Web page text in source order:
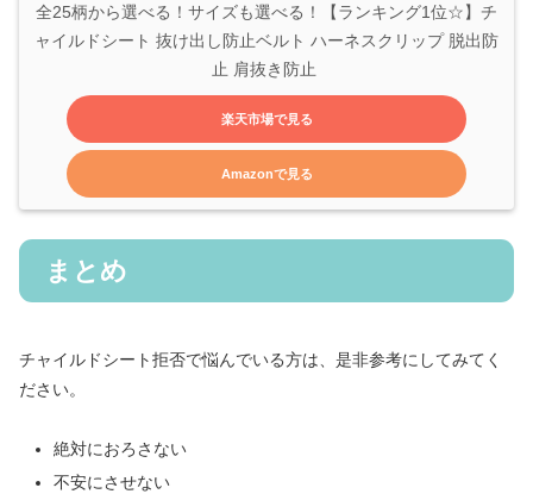
全25柄から選べる！サイズも選べる！【ランキング1位☆】チ
ャイルドシート 抜け出し防止ベルト ハーネスクリップ 脱出防
止 肩抜き防止
楽天市場で見る
Amazonで見る
まとめ
チャイルドシート拒否で悩んでいる方は、是非参考にしてみてく
ださい。
絶対におろさない
不安にさせない